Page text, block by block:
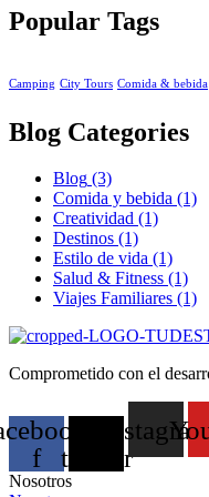
Popular Tags
Camping City Tours Comida & bebida
Blog Categories
Blog (3)
Comida y bebida (1)
Creatividad (1)
Destinos (1)
Estilo de vida (1)
Salud & Fitness (1)
Viajes Familiares (1)
Comprometido con el
f
twitter
Nosotros